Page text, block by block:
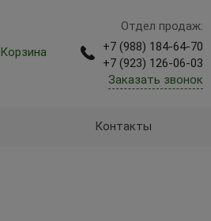
Корзина
Отдел продаж:
+7 (988) 184-64-70
+7 (923) 126-06-03
Заказать звонок
Контакты